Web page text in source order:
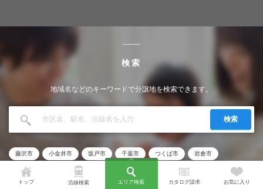
トップ 沿線検索 エリア検索 カタログ請求 お気に入り
検索
地域名などのキーワードで分譲地を検索できます。
検索
藤沢市 小金井市 坂戸市 千葉市 つくば市 岩倉市